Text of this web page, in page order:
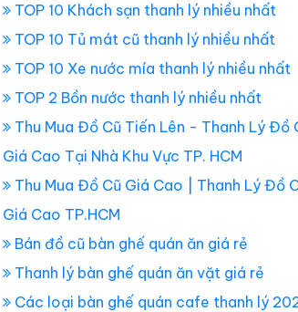
TOP 10 Khách sạn thanh lý nhiều nhất
TOP 10 Tủ mát cũ thanh lý nhiều nhất
TOP 10 Xe nước mía thanh lý nhiều nhất
TOP 2 Bồn nước thanh lý nhiều nhất
Thu Mua Đồ Cũ Tiến Lên - Thanh Lý Đồ
Giá Cao Tại Nhà Khu Vực TP. HCM
Thu Mua Đồ Cũ Giá Cao | Thanh Lý Đồ
Giá Cao TP.HCM
Bán đồ cũ bàn ghế quán ăn giá rẻ
Thanh lý bàn ghế quán ăn vặt giá rẻ
Các loại bàn ghế quán cafe thanh lý